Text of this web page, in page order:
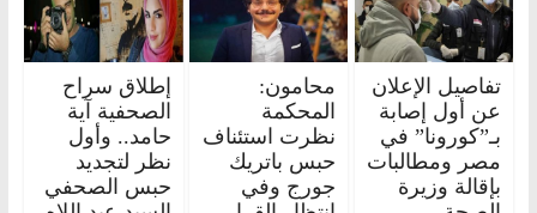
تفاصيل الإعلان
عن أول إصابة
بـ”كورونا” في
مصر ومطالبات
بإقالة وزيرة
محامون:
المحكمة
نظرت استئناف
حبس باتريك
جورج وفي
إطلاق سراح
الصحفية آية
حامد.. وأول
نظر لتجديد
حبس الصحفي